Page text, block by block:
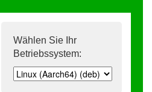
Wählen Sie Ihr
Betriebssystem: